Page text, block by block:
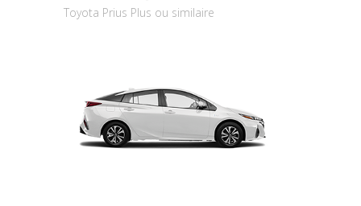
Toyota Prius Plus ou similaire